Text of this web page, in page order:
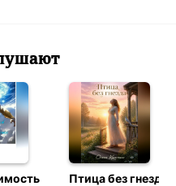
Птица без гнезда